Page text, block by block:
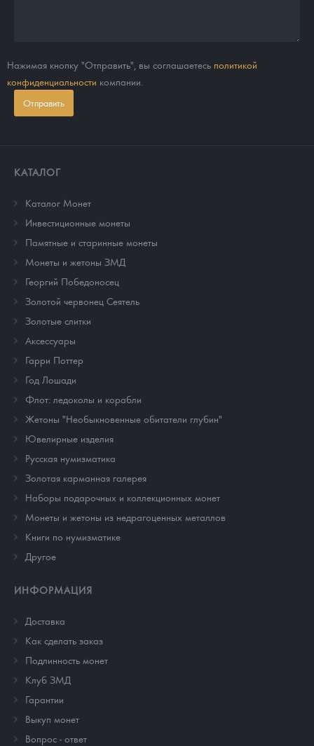
Нажимая кнопку "Отправить", вы соглашаетесь политикой
конфиденциальности компании.
Отправить
КАТАЛОГ
Каталог Монет
Инвестиционные монеты
Памятные и старинные монеты
Монеты и жетоны ЗМД
Георгий Победоносец
Золотой червонец Сеятель
Золотые слитки
Аксессуары
Гарри Поттер
Год Лошади
Флот: ледоколы и корабли
Жетоны "Необыкновенные обитатели глубин"
Ювелирные изделия
Русская нумизматика
Золотая карманная галерея
Наборы подарочных и коллекционных монет
Монеты и жетоны из недрагоценных металлов
Книги по нумизматике
Другое
ИНФОРМАЦИЯ
Доставка
Как сделать заказ
Подлинность монет
Клуб ЗМД
Гарантии
Выкуп монет
Вопрос - ответ